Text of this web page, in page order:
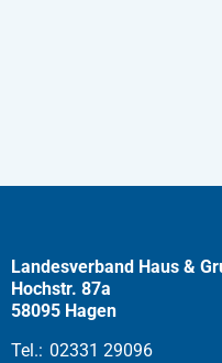
Landesverband Haus &
Hochstr. 87a
58095 Hagen
Tel.: 02331 29096